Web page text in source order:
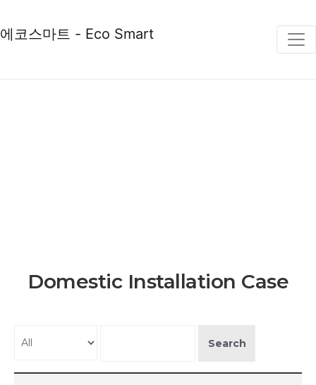
에코스마트 - Eco Smart
Domestic Installation Case
Search